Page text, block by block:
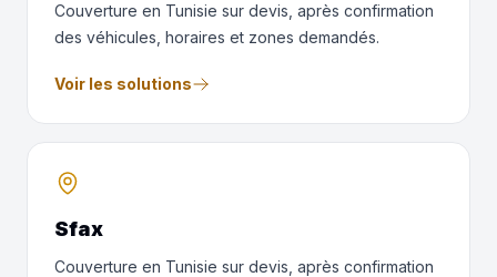
Couverture en Tunisie sur devis, après confirmation
des véhicules, horaires et zones demandés.
Voir les solutions
Sfax
Couverture en Tunisie sur devis, après confirmation